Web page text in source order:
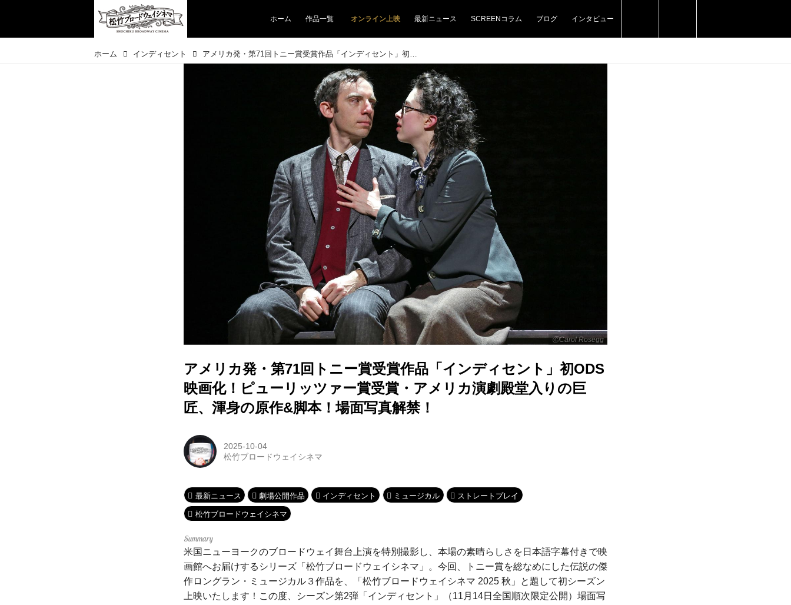
ホーム 作品一覧 オンライン上映 最新ニュース SCREENコラム ブログ インタビュー
ホーム インディセント アメリカ発・第71回トニー賞受賞作品「インディセント」初ODS映画化！ピューリッツァー賞受賞・アメリカ演劇殿堂入りの巨匠、渾身の原作&脚本！場面写真解禁！
ⒸCarol Rosegg
アメリカ発・第71回トニー賞受賞作品「インディセント」初ODS
映画化！ピューリッツァー賞受賞・アメリカ演劇殿堂入りの巨
匠、渾身の原作&脚本！場面写真解禁！
2025-10-04
松竹ブロードウェイシネマ
最新ニュース 劇場公開作品 インディセント ミュージカル ストレートプレイ
松竹ブロードウェイシネマ
米国ニューヨークのブロードウェイ舞台上演を特別撮影し、本場の素晴らしさを日本語字幕付きで映
画館へお届けするシリーズ「松竹ブロードウェイシネマ」。今回、トニー賞を総なめにした伝説の傑
作ロングラン・ミュージカル３作品を、「松竹ブロードウェイシネマ 2025 秋」と題して初シーズン
上映いたします！この度、シーズン第2弾「インディセント」（11月14日全国順次限定公開）場面写